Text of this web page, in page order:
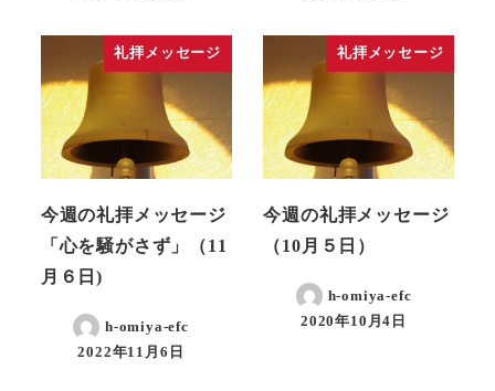
礼拝メッセージ
今週の礼拝メッセージ
「心を騒がさず」（11
月６日)
h-omiya-efc
2022年11月6日
礼拝メッセージ
今週の礼拝メッセージ
（10月５日）
h-omiya-efc
2020年10月4日